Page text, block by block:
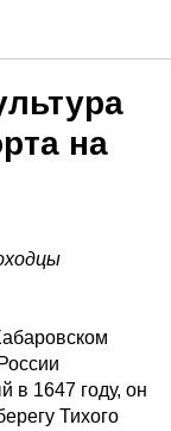
на
в 1647 году, он
Тихого